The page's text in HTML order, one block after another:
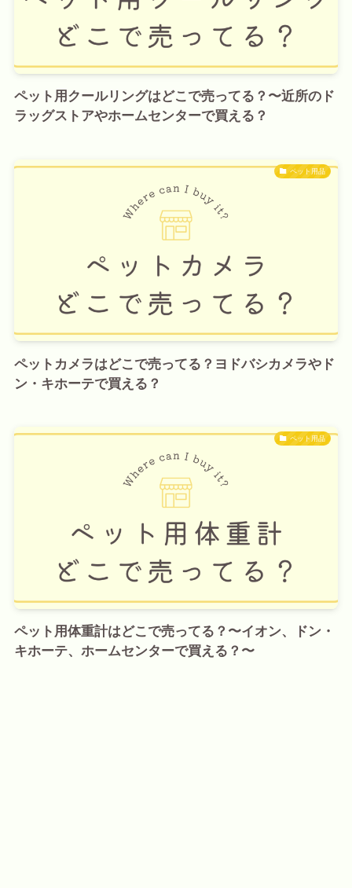
ペット用クールリングはどこで売ってる？〜近所のド
ラッグストアやホームセンターで買える？
ペット用品
ペットカメラはどこで売ってる？ヨドバシカメラやド
ン・キホーテで買える？
ペット用品
ペット用体重計はどこで売ってる？〜イオン、ドン・
キホーテ、ホームセンターで買える？〜